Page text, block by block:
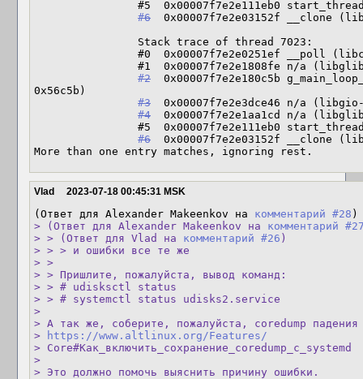
#6
0x00007f7e2e03152f __clone
#2
0x00007f7e2e180c5b
0x56c5b)
#3
0x00007f7e2e3dce46 n/a
#4
0x00007f7e2e1aa1cd n/a
#6
0x00007f7e2e03152f __clone
More than one entry matches, ignoring rest.
Vlad 2023-07-18 00:45:31 MSK
(Ответ для Alexander Makeenkov на комментарий #28
> (Ответ для Alexander Makeenkov на комментарий
> > (Ответ для Vlad на комментарий #26 )
> > > и ошибки все те же
> >
> > Пришлите, пожалуйста, вывод команд:
> > # udisksctl status
> > # systemctl status udisks2.service
>
> А так же, соберите, пожалуйста, coredump
>
https://www.altlinux.org/Features/
> Core#Как_включить_сохранение_coredump_с_systemd
>
> Это должно помочь выяснить причину ошибки.